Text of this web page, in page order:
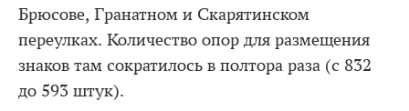
Брюсове, Гранатном и Скарятинском
переулках. Количество опор для размещения
знаков там сократилось в полтора раза (с 832
до 593 штук).